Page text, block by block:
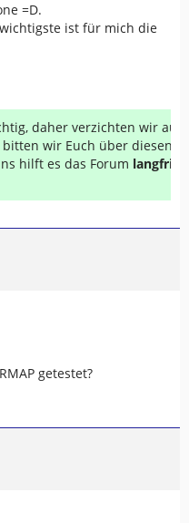
=D.
ist für mich die
daher verzichten wir auf
wir Euch über diesen
hilft es das Forum
getestet?